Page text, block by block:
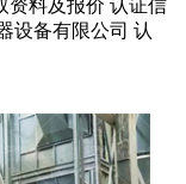
资料及报价 认证信
设备有限公司 认